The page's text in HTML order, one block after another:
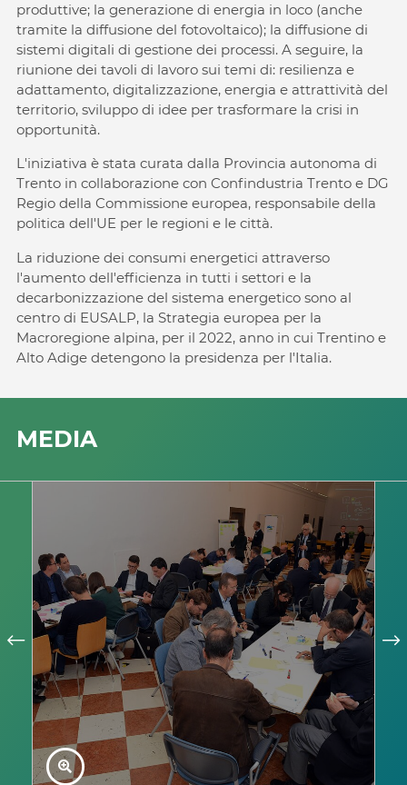
produttive; la generazione di energia in loco (anche
tramite la diffusione del fotovoltaico); la diffusione di
sistemi digitali di gestione dei processi. A seguire, la
riunione dei tavoli di lavoro sui temi di: resilienza e
adattamento, digitalizzazione, energia e attrattività del
territorio, sviluppo di idee per trasformare la crisi in
opportunità.
L'iniziativa è stata curata dalla Provincia autonoma di
Trento in collaborazione con Confindustria Trento e DG
Regio della Commissione europea, responsabile della
politica dell'UE per le regioni e le città.
La riduzione dei consumi energetici attraverso
l'aumento dell'efficienza in tutti i settori e la
decarbonizzazione del sistema energetico sono al
centro di EUSALP, la Strategia europea per la
Macroregione alpina, per il 2022, anno in cui Trentino e
Alto Adige detengono la presidenza per l'Italia.
MEDIA